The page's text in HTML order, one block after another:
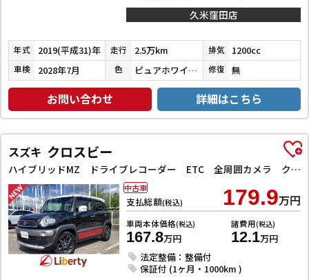
久米窪田店
年式 2019(平成31)年 走行 2.5万km 排気 1200cc
車検 2028年7月 色 ピュアホワイトパール 修復 無
お問い合わせ 詳細はこちら
スズキ クロスビー
ハイブリッドMZ ドライブレコーダー ETC 全周囲カメラ クリアランスソナー オートクルーズコントロール レーンアシスト 衝突被害軽減システム ナビ TV オートライト LEDヘッドランプ アルミホイール
支払総額(税込) 179.9万円
車両本体価格(税込)
167.8万円
諸費用(税込)
12.1万円
法定整備：整備付
保証付 (1ヶ月・1000km )
中古車